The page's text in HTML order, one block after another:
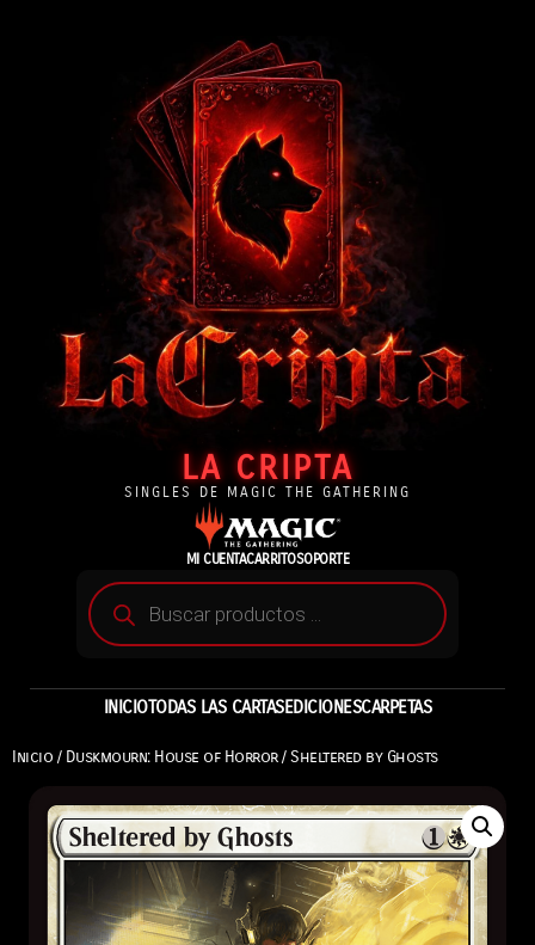
LA CRIPTA
SINGLES DE MAGIC THE GATHERING
MI CUENTACARRITOSOPORTE
INICIOTODAS LAS CARTASEDICIONESCARPETAS
Inicio / Duskmourn: House of Horror/ Sheltered by Ghosts